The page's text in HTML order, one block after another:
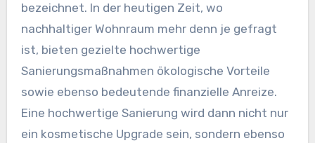
bezeichnet. In der heutigen Zeit, wo
nachhaltiger Wohnraum mehr denn je gefragt
ist, bieten gezielte hochwertige
Sanierungsmaßnahmen ökologische Vorteile
sowie ebenso bedeutende finanzielle Anreize.
Eine hochwertige Sanierung wird dann nicht nur
ein kosmetische Upgrade sein, sondern ebenso